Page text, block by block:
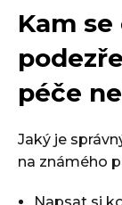
Kam
péče
Jaký je
na známého